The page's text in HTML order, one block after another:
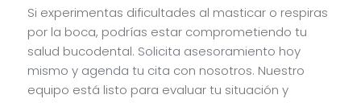
Si experimentas dificultades al masticar o respiras
por la boca, podrías estar comprometiendo tu
salud bucodental. Solicita asesoramiento hoy
mismo y agenda tu cita con nosotros. Nuestro
equipo está listo para evaluar tu situación y